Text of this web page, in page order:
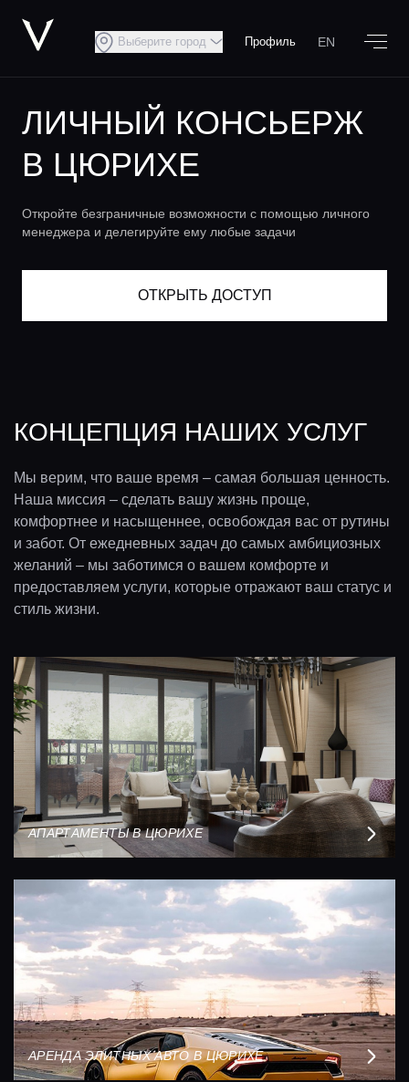
Выберите город Профиль EN
ЛИЧНЫЙ КОНСЬЕРЖ
В ЦЮРИХЕ
Откройте безграничные возможности с помощью личного
менеджера и делегируйте ему любые задачи
ОТКРЫТЬ ДОСТУП
КОНЦЕПЦИЯ НАШИХ УСЛУГ
Мы верим, что ваше время – самая большая ценность.
Наша миссия – сделать вашу жизнь проще,
комфортнее и насыщеннее, освобождая вас от рутины
и забот. От ежедневных задач до самых амбициозных
желаний – мы заботимся о вашем комфорте и
предоставляем услуги, которые отражают ваш статус и
стиль жизни.
АПАРТАМЕНТЫ В ЦЮРИХЕ
АРЕНДА ЭЛИТНЫХ АВТО В ЦЮРИХЕ